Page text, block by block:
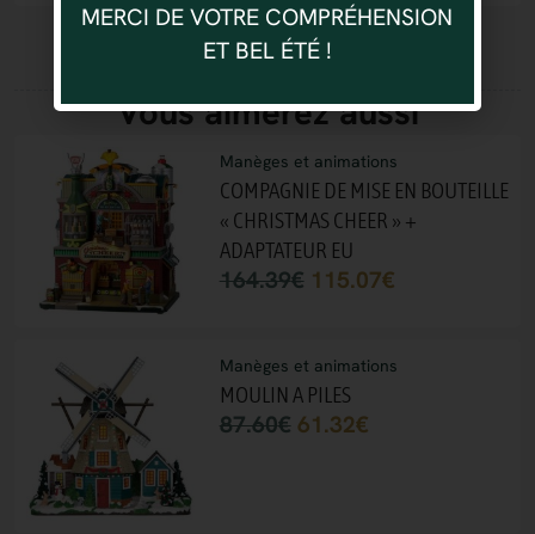
Vous aimerez aussi
Manèges et animations
COMPAGNIE DE MISE EN BOUTEILLE
« CHRISTMAS CHEER » +
ADAPTATEUR EU
164.39€ 115.07€
Manèges et animations
MOULIN A PILES
87.60€ 61.32€
MERCI DE VOTRE COMPRÉHENSION
ET BEL ÉTÉ !